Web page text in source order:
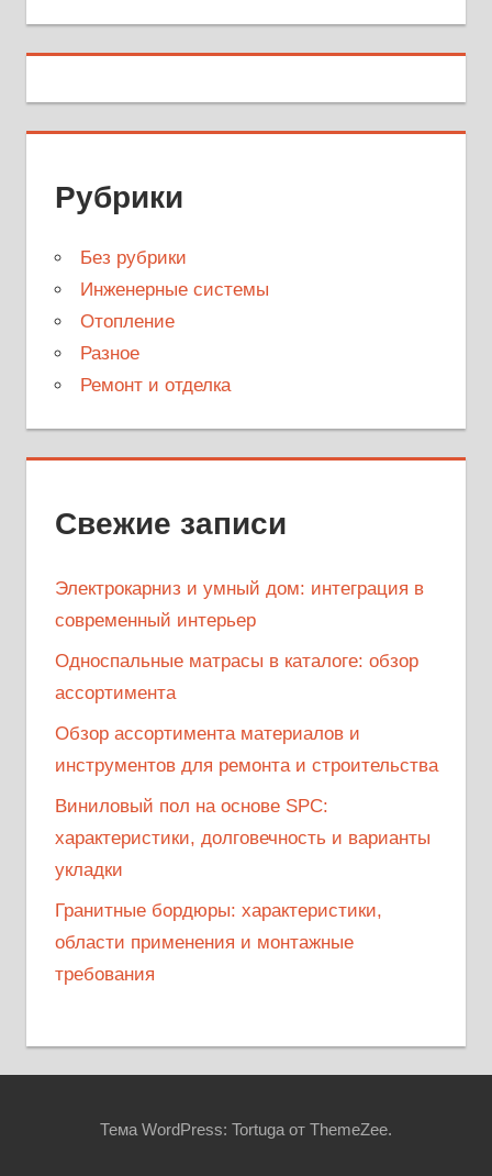
Рубрики
Без рубрики
Инженерные системы
Отопление
Разное
Ремонт и отделка
Свежие записи
Электрокарниз и умный дом: интеграция в
современный интерьер
Односпальные матрасы в каталоге: обзор
ассортимента
Обзор ассортимента материалов и
инструментов для ремонта и строительства
Виниловый пол на основе SPC:
характеристики, долговечность и варианты
укладки
Гранитные бордюры: характеристики,
области применения и монтажные
требования
Тема WordPress: Tortuga от ThemeZee.